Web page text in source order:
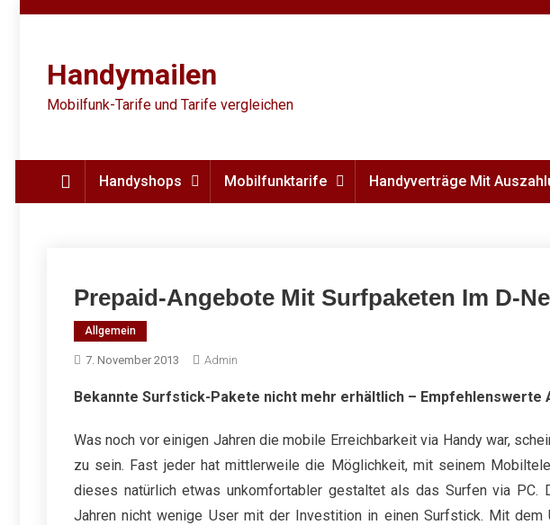
Handymailen
Mobilfunk-Tarife und Tarife vergleichen
Handyshops Mobilfunktarife Handyverträge Mit
Prepaid-Angebote Mit Surfpaketen Im D-
Allgemein
7. November 2013 Admin
Bekannte Surfstick-Pakete nicht mehr erhältlich – Empfehlenswerte
Was noch vor einigen Jahren die mobile Erreichbarkeit via Handy war,
zu sein. Fast jeder hat mittlerweile die Möglichkeit, mit seinem
dieses natürlich etwas unkomfortabler gestaltet als das Surfen via PC.
Jahren nicht wenige User mit der Investition in einen Surfstick. Mit dem